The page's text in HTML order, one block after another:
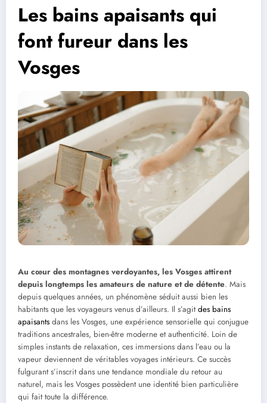
Les bains apaisants qui
font fureur dans les
Vosges
Au cœur des montagnes verdoyantes, les Vosges attirent
depuis longtemps les amateurs de nature et de détente. Mais
depuis quelques années, un phénomène séduit aussi bien les
habitants que les voyageurs venus d’ailleurs. Il s’agitdes bains
apaisants dans les Vosges, une expérience sensorielle qui conjugue
traditions ancestrales, bien-être moderne et authenticité. Loin de
simples instants de relaxation, ces immersions dans l’eau ou la
vapeur deviennent de véritables voyages intérieurs. Ce succès
fulgurant s’inscrit dans une tendance mondiale du retour au
naturel, mais les Vosges possèdent une identité bien particulière
qui fait toute la différence.